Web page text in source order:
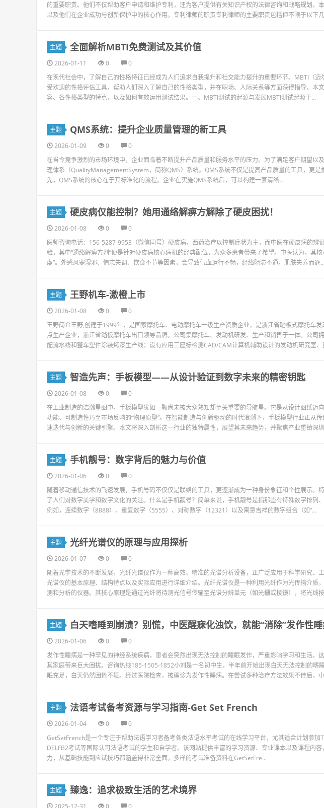
的重要职责。他们不仅帮助客户申请和维护专利，还为客户提供有关知识产权的法律咨询和战略规划。
以及他们在企业成功与创新保护中的核心作用。专利律师的职责专利律师的主要职责包括但不限于以下
主题 全面解析MBTI免费测试及其价值
2026-01-11 0
0
在现代社会中，了解自己的性格特征已经成为人们追求自我提升和社交能力提升的重要环节。MBTI（
受欢迎的性格评估工具，帮助人们深入了解自己的性格类型，并在职场、人际关系等方面获得指导。本
容、各性格类型的特点，以及如何有效运用测试结果。一、MBTI测试的起源与发展MBTI测试起源于...
主题 QMS系统：提升企业质量管理的新工具
2026-01-09 0
0
在当今竞争激烈的市场环境中，企业面临着不断提升产品质量和服务水平的压力。为了满足客户期望以
理体系（QualityManagementSystem，简称QMS）系统。QMS系统不仅是提高产品质量的工具，更
先，QMS系统的核心在于其标准化的流程。企业在实施QMS系统后，可以构建一套清晰...
主题 硬皮病仅能控制？她用通络解痹方解除了硬皮困扰！
2026-01-08 0
0
医师咨询电话：156-5287-9953（微信同号）硬皮病，西药治疗以控制症状为主，而中医在硬皮病的辨
验，其中“通络解痹方剂”便是针对硬皮病核心病机的经典配伍，为众多患者带来了希望。中医认为，其
虚”。外感风寒湿邪、情志失调、饮食不节等因素，会导致气血运行不畅，经络阻滞不通，肌肤失养而逐...
主题 王野机车-激橙上市
2026-01-08 0
0
王野简介王野,创建于1999年，是国家摩托车、电动摩托车一级生产资质企业，是浙江省踏板式摩托车
点生产企业，浙江省踏板摩托车出口领导品牌。公司集摩托车、发动机研发、生产和销售于一体。公司
配流水线和整车塑件涂装烤漆生产线；设有应用三座标检测CAD/CAM计算机辅助设计的发动机研究室、
主题 智造先声：手板模型——从设计验证到数字未来的精密钥匙
2026-01-08 0
0
在工业制造的浩瀚星图中，手板模型犹如一颗尚未被大众熟知却至关重要的导航星。它是从设计图纸迈
功能、可制造性乃至市场反响的“物理原型”。在智能制造与创新驱动的时代浪潮下，手板模型行业正从
速迭代与创新的关键引擎。本文将深入剖析这一行业的独特属性，展望其未来趋势，并聚焦产业重镇深
主题 手机靓号：数字背后的魅力与价值
2026-01-06 0
0
随着移动通信技术的飞速发展，手机号码不仅仅是联络的工具，更逐渐成为一种身份象征和个性展示。
了人们对数字美学和数字文化的关注。什么是手机靓号？简单来说，手机靓号是指那些有特殊数字排列
例如，连续数字（8888）、重复数字（5555）、对称数字（12321）以及寓意吉祥的数字组合（如“...
主题 光纤光谱仪的原理与应用探析
2026-01-07 0
0
随着光学技术的不断发展，光纤光谱仪作为一种高效、精准的光谱分析设备，正广泛应用于科学研究、
光谱仪的基本原理、结构特点以及实际应用进行详细介绍。光纤光谱仪是一种利用光纤作为光传输介质
测和分析的仪器。其核心原理是通过光纤将待测光信号传输至光谱分辨单元（如光栅或棱镜），将光线
主题 白天嗜睡到崩溃？别慌，中医醒寐化浊饮，就能“消除”发作性
2026-01-06 0
0
发作性睡病是一种罕见的神经系统疾病，患者会突然出现无法控制的睡眠发作，严重影响学习和生活。
其家庭带来巨大困扰。咨询热线185-1505-1852小刘是一名初中生，半年前开始出现白天无法控制的嗜
眠充足，白天仍然困倦不堪。经过医院检查，被确诊为发作性睡病。在尝试多种治疗方法效果不佳后，
主题 法语考试备考资源与学习指南-Get Set French
2026-01-04 0
0
GetSetFrench是一个专注于帮助法语学习者备考各类法语水平考试的在线学习平台，尤其适合计划参加
DELFB2考试等国际认可法语考试的学生和自学者。该网站提供丰富的学习资源、专业课本以及课程内
力，从基础技能到应试技巧都涵盖得非常全面。多样的考试准备资料在GetSetFre...
主题 臻逸：追求极致生活的艺术境界
2025-12-31 0 0